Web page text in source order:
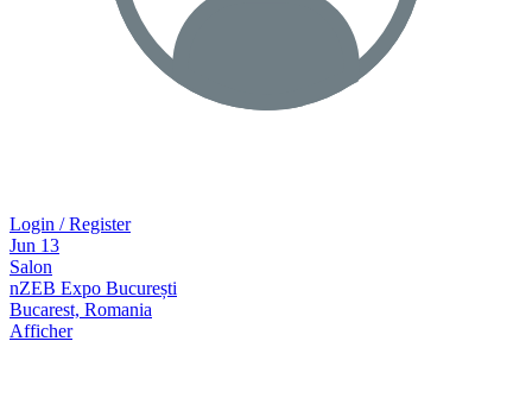
Login / Register
Jun 13
Salon
nZEB Expo București
Bucarest, Romania
Afficher